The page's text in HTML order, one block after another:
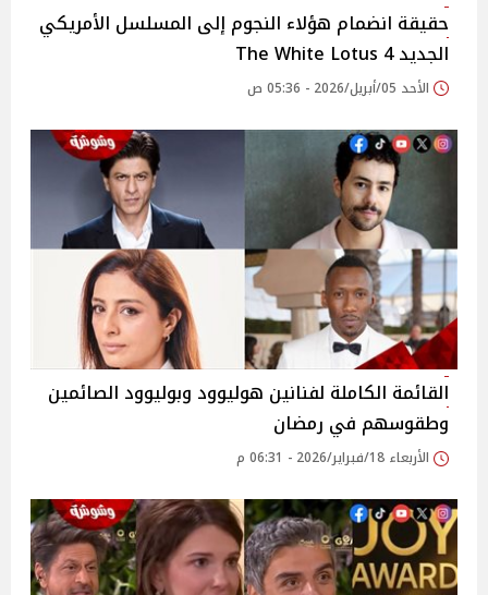
حقيقة انضمام هؤلاء النجوم إلى المسلسل الأمريكي
الجديد The White Lotus 4
الأحد 05/أبريل/2026 - 05:36 ص
القائمة الكاملة لفنانين هوليوود وبوليوود الصائمين
وطقوسهم في رمضان
الأربعاء 18/فبراير/2026 - 06:31 م